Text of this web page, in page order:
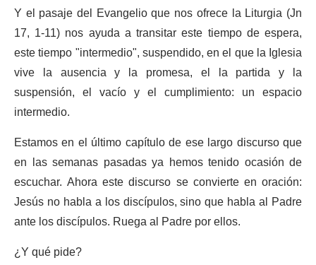
Y el pasaje del Evangelio que nos ofrece la Liturgia (Jn
17, 1-11) nos ayuda a transitar este tiempo de espera,
este tiempo "intermedio", suspendido, en el que la Iglesia
vive la ausencia y la promesa, el la partida y la
suspensión, el vacío y el cumplimiento: un espacio
intermedio.
Estamos en el último capítulo de ese largo discurso que
en las semanas pasadas ya hemos tenido ocasión de
escuchar. Ahora este discurso se convierte en oración:
Jesús no habla a los discípulos, sino que habla al Padre
ante los discípulos. Ruega al Padre por ellos.
¿Y qué pide?